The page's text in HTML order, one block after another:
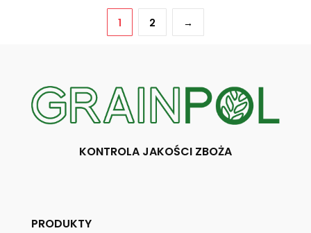
1 2 →
KONTROLA JAKOŚCI ZBOŻA
PRODUKTY